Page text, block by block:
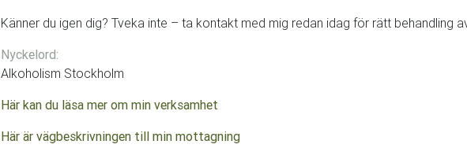
Känner du igen dig? Tveka inte – ta kontakt med mig redan idag för rätt behandling
Nyckelord:
Alkoholism Stockholm
Här kan du läsa mer om min verksamhet
Här är vägbeskrivningen till min mottagning